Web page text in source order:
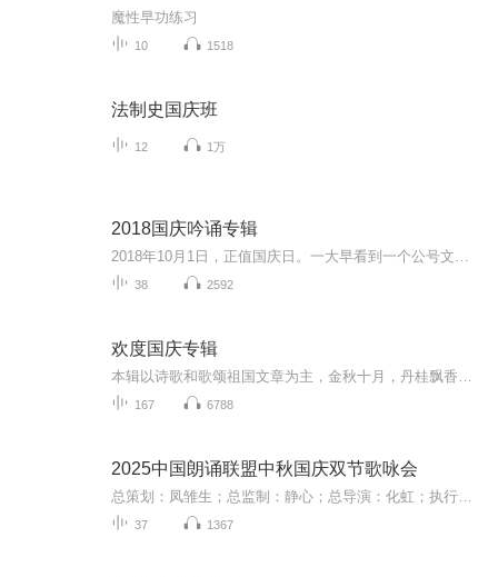
魔性早功练习
10 1518
法制史国庆班
12 1万
2018国庆吟诵专辑
38 2592
欢度国庆专辑
167 6788
2025中国朗诵联盟中秋国庆双节歌咏会
37 1367